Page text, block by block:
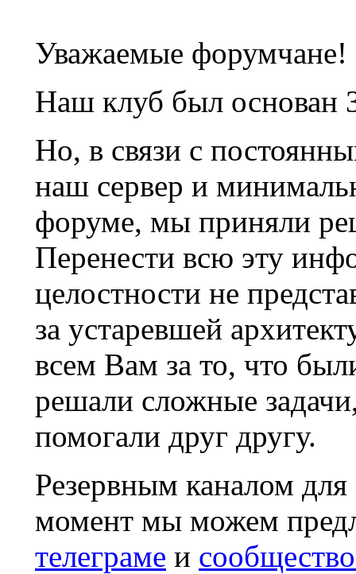
Уважаемые форумчане!
Наш клуб был основан
Но, в связи с
наш сервер и
форуме, мы приняли
Перенести всю эту
целостности не
за устаревшей
всем Вам за то, что
решали сложные
помогали друг другу.
Резервным каналом
момент мы можем
телеграме и